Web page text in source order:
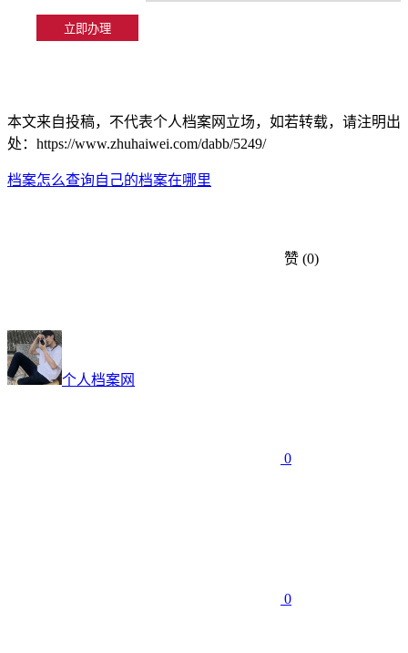
本文来自投稿，不代表个人档案网立场，如若转载，请注明出
处：https://www.zhuhaiwei.com/dabb/5249/
档案怎么查询自己的档案在哪里
赞 (0)
个人档案网
0
0